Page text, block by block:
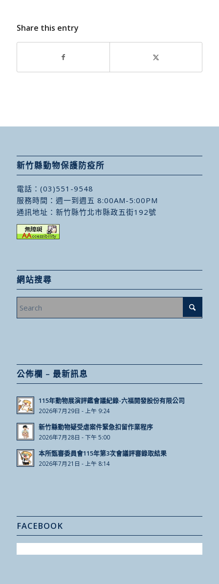
Share this entry
新竹縣動物保護防疫所
電話： (03)551-9548
服務時間：週一到週五 8:00AM-5:00PM
通訊地址： 新竹縣竹北市縣政五街192號
網站搜尋
公佈欄 – 最新訊息
115年動物展演評鑑會議紀錄-六福開發股份有限公司
2026年7月29日 - 上午 9:24
新竹縣動物疑受虐案件緊急扣留作業程序
2026年7月28日 - 下午 5:00
本所甄審委員會115年第3次會議評審錄取結果
2026年7月21日 - 上午 8:14
FACEBOOK